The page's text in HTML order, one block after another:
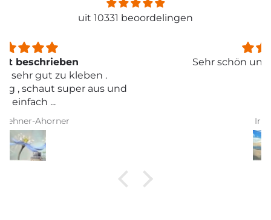
uit 10331 beoordelingen
Sehr schön und von toller Qualität